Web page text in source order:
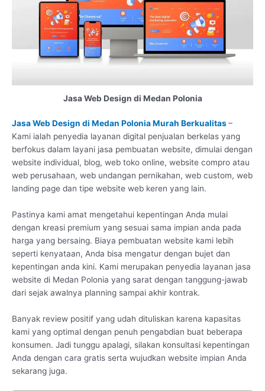
Jasa Web Design di Medan Polonia
Jasa Web Design di Medan Polonia Murah Berkualitas–
Kami ialah penyedia layanan digital penjualan berkelas yang
berfokus dalam layani jasa pembuatan website, dimulai dengan
website individual, blog, web toko online, website compro atau
web perusahaan, web undangan pernikahan, web custom, web
landing page dan tipe website web keren yang lain.
Pastinya kami amat mengetahui kepentingan Anda mulai
dengan kreasi premium yang sesuai sama impian anda pada
harga yang bersaing. Biaya pembuatan website kami lebih
seperti kenyataan, Anda bisa mengatur dengan bujet dan
kepentingan anda kini. Kami merupakan penyedia layanan jasa
website di Medan Polonia yang sarat dengan tanggung-jawab
dari sejak awalnya planning sampai akhir kontrak.
Banyak review positif yang udah dituliskan karena kapasitas
kami yang optimal dengan penuh pengabdian buat beberapa
konsumen. Jadi tunggu apalagi, silakan konsultasi kepentingan
Anda dengan cara gratis serta wujudkan website impian Anda
sekarang juga.